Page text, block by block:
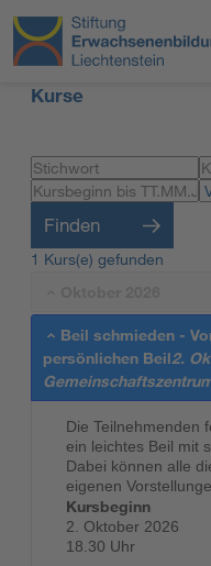
Kurse
Finden
1 Kurs(e) gefunden
Beil schmieden -
persönlichen Beil2.
Die Teilnehmenden
ein leichtes Beil mit
Dabei können alle
eigenen
Kursbeginn
2. Oktober 2026
18.30 Uhr